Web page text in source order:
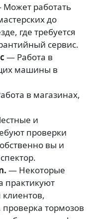
работать
до
где требуется
сервис.
— Работа в
машины в
в магазинах,
и
проверки
вы и
— Некоторые
практикуют
клиентов,
тормозов